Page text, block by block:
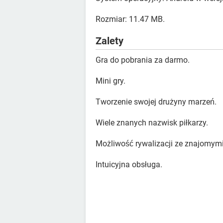
Rozmiar: 11.47 MB.
Zalety
Gra do pobrania za darmo.
Mini gry.
Tworzenie swojej drużyny marzeń.
Wiele znanych nazwisk piłkarzy.
Możliwość rywalizacji ze
Intuicyjna obsługa.